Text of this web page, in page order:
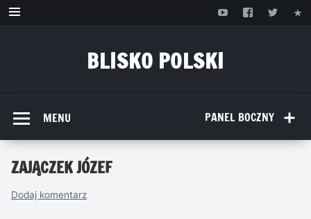
Przejdź
BLISKO POLSKI
PANEL BOCZNY
MENU
ZAJĄCZEK JÓZEF
Dodaj komentarz